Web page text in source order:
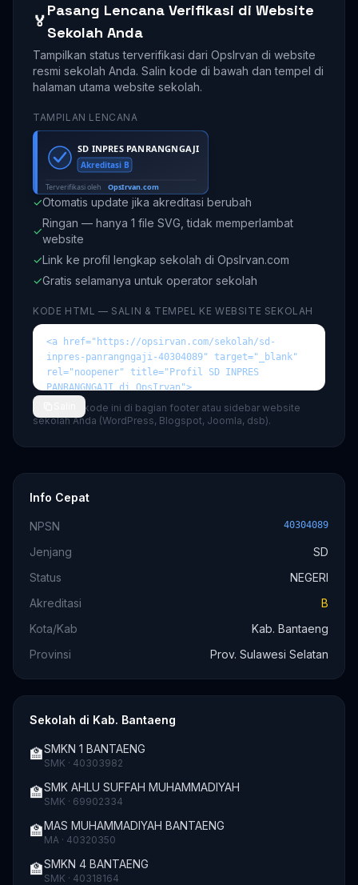
🏅
Pasang Lencana Verifikasi di Website
Sekolah Anda
Tampilkan status terverifikasi dari OpsIrvan di website
resmi sekolah Anda. Salin kode di bawah dan tempel di
halaman utama website sekolah.
TAMPILAN LENCANA
✓Otomatis update jika akreditasi berubah
✓
Ringan — hanya 1 file SVG, tidak memperlambat
website
✓Link ke profil lengkap sekolah di OpsIrvan.com
✓Gratis selamanya untuk operator sekolah
KODE HTML — SALIN & TEMPEL KE WEBSITE SEKOLAH
💡 Tempel kode ini di bagian footer atau sidebar website
sekolah Anda (WordPress, Blogspot, Joomla, dsb).
Info Cepat
NPSN 40304089
Jenjang
SD
Status
NEGERI
Akreditasi
B
Kota/Kab
Kab. Bantaeng
Provinsi
Prov. Sulawesi Selatan
Sekolah di Kab. Bantaeng
🏫SMKN 1 BANTAENG
SMK · 40303982
🏫SMK AHLU SUFFAH MUHAMMADIYAH
SMK · 69902334
🏫MAS MUHAMMADIYAH BANTAENG
MA · 40320350
🏫SMKN 4 BANTAENG
SMK · 40318164